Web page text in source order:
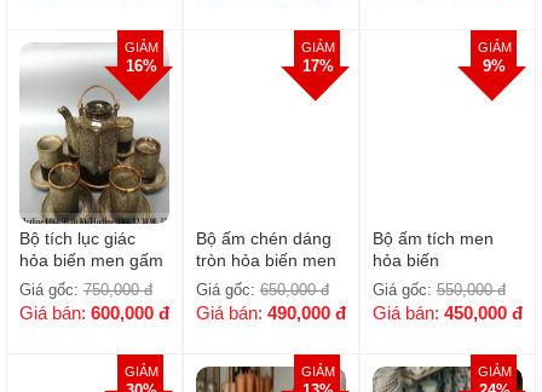
GIẢM
16%
Bộ tích lục giác
hỏa biến men gấm
Giá gốc: 750,000 đ
Giá bán: 600,000 đ
GIẢM
17%
Bộ ấm chén dáng
tròn hỏa biến men
gấm
Giá gốc:650,000 đ
Giá bán: 490,000 đ
GIẢM
9%
Bộ ấm tích men
hỏa biến
Giá gốc:550,000 đ
Giá bán: 450,000 đ
GIẢM GIẢM GIẢM